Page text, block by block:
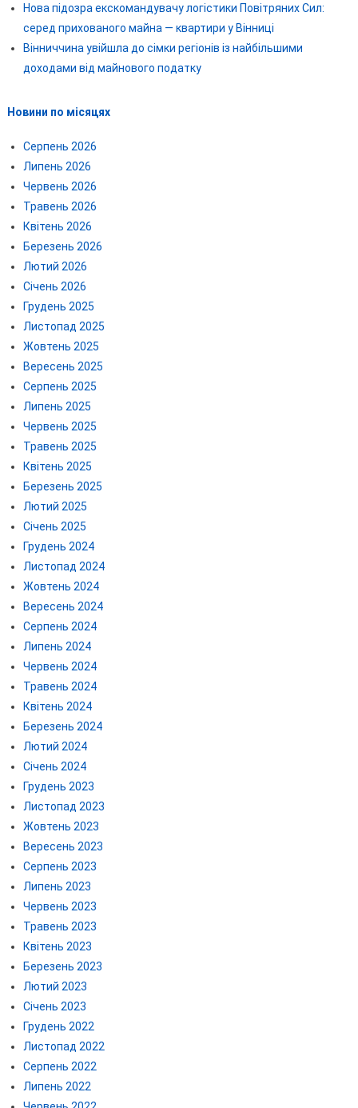
Нова підозра екскомандувачу логістики Повітряних Сил:
серед прихованого майна — квартири у Вінниці
Вінниччина увійшла до сімки регіонів із найбільшими
доходами від майнового податку
Новини по місяцях
Серпень 2026
Липень 2026
Червень 2026
Травень 2026
Квітень 2026
Березень 2026
Лютий 2026
Січень 2026
Грудень 2025
Листопад 2025
Жовтень 2025
Вересень 2025
Серпень 2025
Липень 2025
Червень 2025
Травень 2025
Квітень 2025
Березень 2025
Лютий 2025
Січень 2025
Грудень 2024
Листопад 2024
Жовтень 2024
Вересень 2024
Серпень 2024
Липень 2024
Червень 2024
Травень 2024
Квітень 2024
Березень 2024
Лютий 2024
Січень 2024
Грудень 2023
Листопад 2023
Жовтень 2023
Вересень 2023
Серпень 2023
Липень 2023
Червень 2023
Травень 2023
Квітень 2023
Березень 2023
Лютий 2023
Січень 2023
Грудень 2022
Листопад 2022
Серпень 2022
Липень 2022